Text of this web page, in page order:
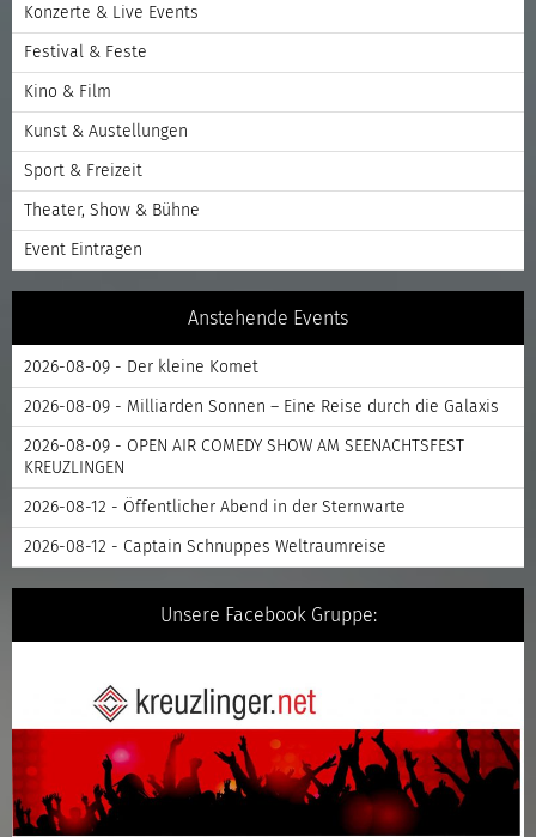
Konzerte & Live Events
Festival & Feste
Kino & Film
Kunst & Austellungen
Sport & Freizeit
Theater, Show & Bühne
Event Eintragen
Anstehende Events
2026-08-09 - Der kleine Komet
2026-08-09 - Milliarden Sonnen – Eine Reise durch die Galaxis
2026-08-09 - OPEN AIR COMEDY SHOW AM SEENACHTSFEST
KREUZLINGEN
2026-08-12 - Öffentlicher Abend in der Sternwarte
2026-08-12 - Captain Schnuppes Weltraumreise
Unsere Facebook Gruppe: